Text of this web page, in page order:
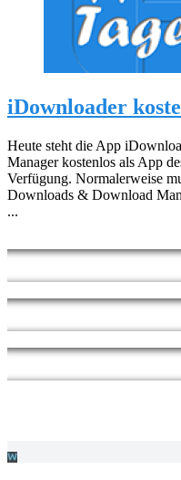
iDownloader
Heute steht die App
Manager kostenlos als App
Verfügung. Normalerweise
Downloads & Download
...